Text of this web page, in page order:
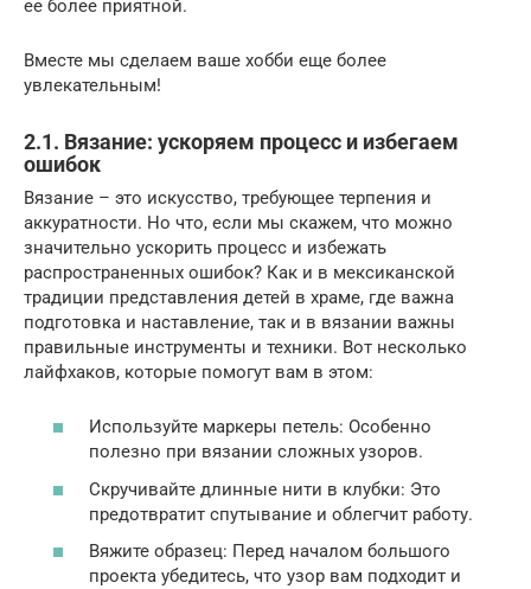
ее более приятной.
Вместе мы сделаем ваше хобби еще более
увлекательным!
2.1. Вязание: ускоряем процесс и избегаем
ошибок
Вязание – это искусство, требующее терпения и
аккуратности. Но что, если мы скажем, что можно
значительно ускорить процесс и избежать
распространенных ошибок? Как и в мексиканской
традиции представления детей в храме, где важна
подготовка и наставление, так и в вязании важны
правильные инструменты и техники. Вот несколько
лайфхаков, которые помогут вам в этом:
Используйте маркеры петель: Особенно
полезно при вязании сложных узоров.
Скручивайте длинные нити в клубки: Это
предотвратит спутывание и облегчит работу.
Вяжите образец: Перед началом большого
проекта убедитесь, что узор вам подходит и